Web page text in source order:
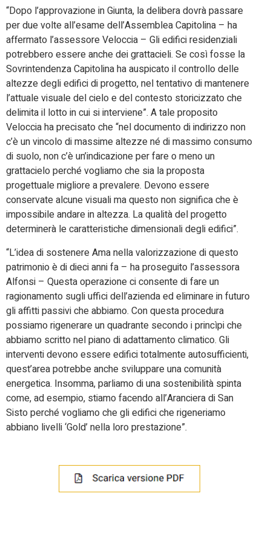
“Dopo l’approvazione in Giunta, la delibera dovrà passare
per due volte all’esame dell’Assemblea Capitolina – ha
affermato l’assessore Veloccia – Gli edifici residenziali
potrebbero essere anche dei grattacieli. Se così fosse la
Sovrintendenza Capitolina ha auspicato il controllo delle
altezze degli edifici di progetto, nel tentativo di mantenere
l’attuale visuale del cielo e del contesto storicizzato che
delimita il lotto in cui si interviene”. A tale proposito
Veloccia ha precisato che “nel documento di indirizzo non
c’è un vincolo di massime altezze né di massimo consumo
di suolo, non c’è un’indicazione per fare o meno un
grattacielo perché vogliamo che sia la proposta
progettuale migliore a prevalere. Devono essere
conservate alcune visuali ma questo non significa che è
impossibile andare in altezza. La qualità del progetto
determinerà le caratteristiche dimensionali degli edifici”.
“L’idea di sostenere Ama nella valorizzazione di questo
patrimonio è di dieci anni fa – ha proseguito l’assessora
Alfonsi – Questa operazione ci consente di fare un
ragionamento sugli uffici dell’azienda ed eliminare in futuro
gli affitti passivi che abbiamo. Con questa procedura
possiamo rigenerare un quadrante secondo i princìpi che
abbiamo scritto nel piano di adattamento climatico. Gli
interventi devono essere edifici totalmente autosufficienti,
quest’area potrebbe anche sviluppare una comunità
energetica. Insomma, parliamo di una sostenibilità spinta
come, ad esempio, stiamo facendo all’Aranciera di San
Sisto perché vogliamo che gli edifici che rigeneriamo
abbiano livelli ‘Gold’ nella loro prestazione”.